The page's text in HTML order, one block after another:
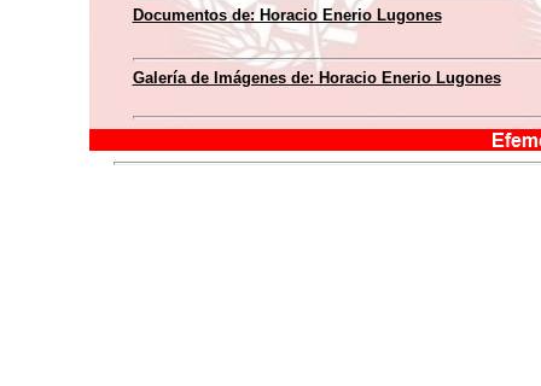
Documentos de: Horacio Enerio Lugones
Galería de Imágenes de: Horacio Enerio Lugones